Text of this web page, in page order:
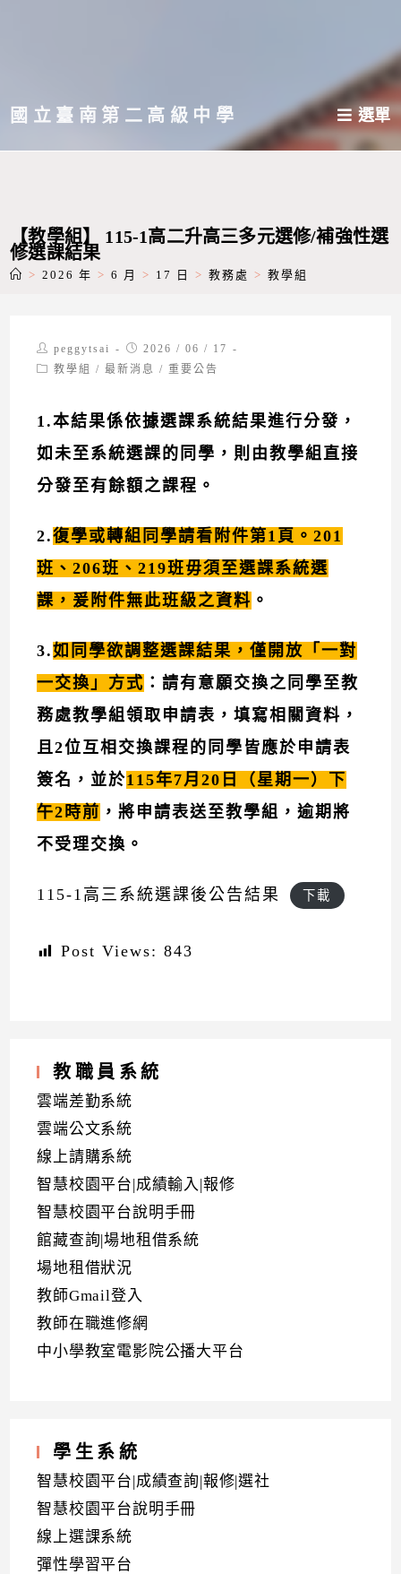
主國立臺南第二高級中學 選單
【教學組】 115-1高二升高三多元選修/補強性選
修選課結果
> 2026 年 > 6 月 > 17 日 > 教務處 > 教學組
Post
author:
peggytsai
Post
published:
2026 / 06 / 17
Post教學組 / 最新消息 / 重要公告
1.本結果係依據選課系統結果進行分發，
如未至系統選課的同學，則由教學組直接
分發至有餘額之課程。
2.復學或轉組同學請看附件第1頁。201
班、206班、219班毋須至選課系統選
課，爰附件無此班級之資料 。
3.如同學欲調整選課結果，僅開放「一對
一交換」方式 ：請有意願交換之同學至教
務處教學組領取申請表，填寫相關資料，
且2位互相交換課程的同學皆應於申請表
簽名，並於115年7月20日（星期一）下
午2時前 ，將申請表送至教學組，逾期將
不受理交換。
115-1高三系統選課後公告結果 下載
Post Views: 843
教職員系統
雲端差勤系統
雲端公文系統
線上請購系統
智慧校園平台|成績輸入|報修
智慧校園平台說明手冊
館藏查詢|場地租借系統
場地租借狀況
教師Gmail登入
教師在職進修網
中小學教室電影院公播大平台
學生系統
智慧校園平台|成績查詢|報修|選社
智慧校園平台說明手冊
線上選課系統
彈性學習平台